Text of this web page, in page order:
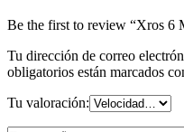
Be the first to review “Xros 6
Tu dirección de correo
obligatorios están marcados
Tu valoración: